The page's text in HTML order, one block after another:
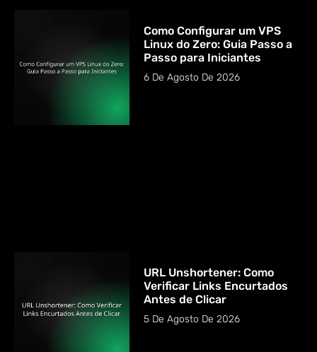
Como Configurar um VPS
Linux do Zero: Guia Passo a
Passo para Iniciantes
6 De Agosto De 2026
URL Unshortener: Como
Verificar Links Encurtados
Antes de Clicar
5 De Agosto De 2026